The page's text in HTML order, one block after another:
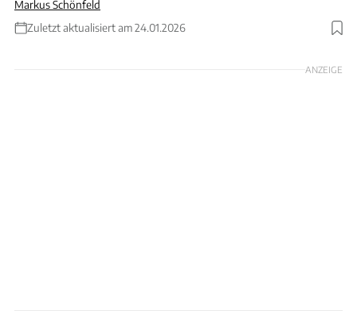
Markus Schönfeld
Zuletzt aktualisiert am 24.01.2026
Foto: Donut / Schönfeld
ANZEIGE